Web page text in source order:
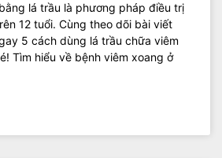
lá trầu là phương pháp điều trị
12 tuổi. Cùng theo dõi bài viết
5 cách dùng lá trầu chữa viêm
Tìm hiểu về bệnh viêm xoang ở